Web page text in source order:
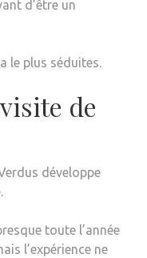
d’être un
le plus séduites.
de
développe
toute l’année
l’expérience ne